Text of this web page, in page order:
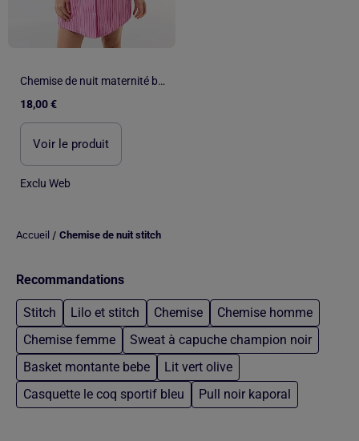
Chemise de nuit maternité boutonnée
18,00 €
Voir le produit
Exclu Web
Accueil / Chemise de nuit stitch
Recommandations
Stitch Lilo et stitch Chemise
Chemise homme
Chemise femme
Sweat à capuche champion noir
Basket montante bebe
Lit vert olive
Casquette le coq sportif bleu
Pull noir kaporal